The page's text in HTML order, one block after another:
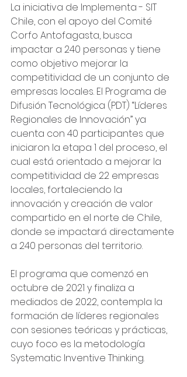
La iniciativa de Implementa - SIT
Chile, con el apoyo del Comité
Corfo Antofagasta, busca
impactar a 240 personas y tiene
como objetivo mejorar la
competitividad de un conjunto de
empresas locales. El Programa de
Difusión Tecnológica (PDT) “Líderes
Regionales de Innovación” ya
cuenta con 40 participantes que
iniciaron la etapa 1 del proceso, el
cual está orientado a mejorar la
competitividad de 22 empresas
locales, fortaleciendo la
innovación y creación de valor
compartido en el norte de Chile,
donde se impactará directamente
a 240 personas del territorio.
El programa que comenzó en
octubre de 2021 y finaliza a
mediados de 2022, contempla la
formación de líderes regionales
con sesiones teóricas y prácticas,
cuyo foco es la metodología
Systematic Inventive Thinking.